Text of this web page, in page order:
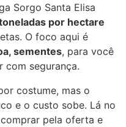
Sorgo Santa Elisa
por hectare
O foco aqui é
sementes, para você
segurança.
costume, mas o
e o custo sobe. Lá no
pela oferta e